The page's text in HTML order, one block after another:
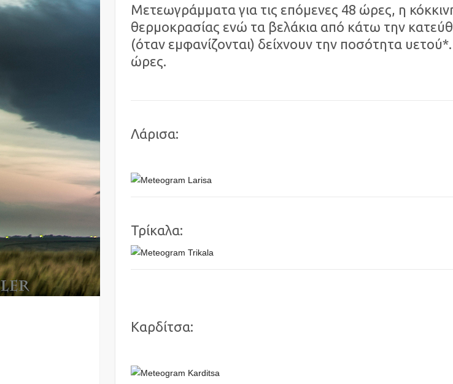
Μετεωγράμματα για τις επόμενες 48 ώρες, η
θερμοκρασίας ενώ τα βελάκια από κάτω την
(όταν εμφανίζονται) δείχνουν την ποσότητα
ώρες.
Λάρισα:
Τρίκαλα:
Καρδίτσα: